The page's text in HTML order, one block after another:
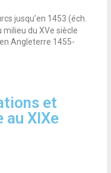
jusqu’en 1453 (éch.
milieu du XVe siècle
Angleterre 1455-
et
au XIXe